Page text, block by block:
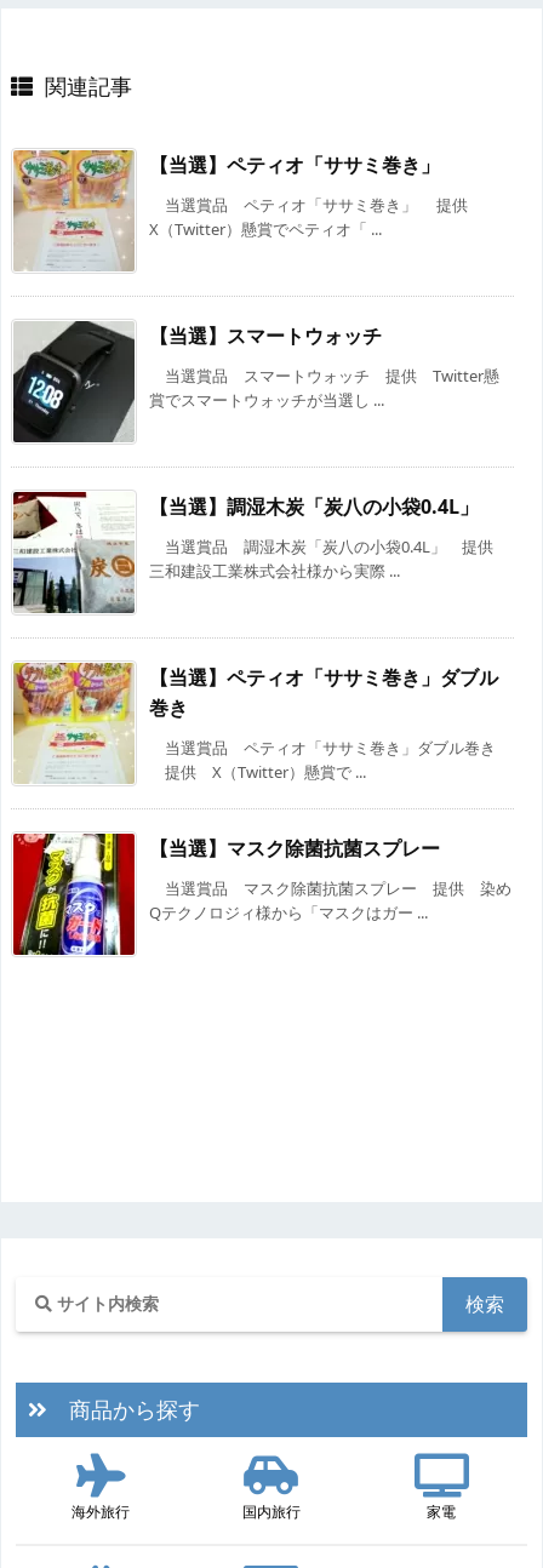
関連記事
【当選】ペティオ「ササミ巻き」
当選賞品 ペティオ「ササミ巻き」 提供
X（Twitter）懸賞でペティオ「 ...
【当選】スマートウォッチ
当選賞品 スマートウォッチ 提供 Twitter懸
賞でスマートウォッチが当選し ...
【当選】調湿木炭「炭八の小袋0.4L」
当選賞品 調湿木炭「炭八の小袋0.4L」 提供
三和建設工業株式会社様から実際 ...
【当選】ペティオ「ササミ巻き」ダブル
巻き
当選賞品 ペティオ「ササミ巻き」ダブル巻き
提供 X（Twitter）懸賞で ...
【当選】マスク除菌抗菌スプレー
当選賞品 マスク除菌抗菌スプレー 提供 染め
Qテクノロジィ様から「マスクはガー ...
商品から探す
海外旅行 国内旅行 家電